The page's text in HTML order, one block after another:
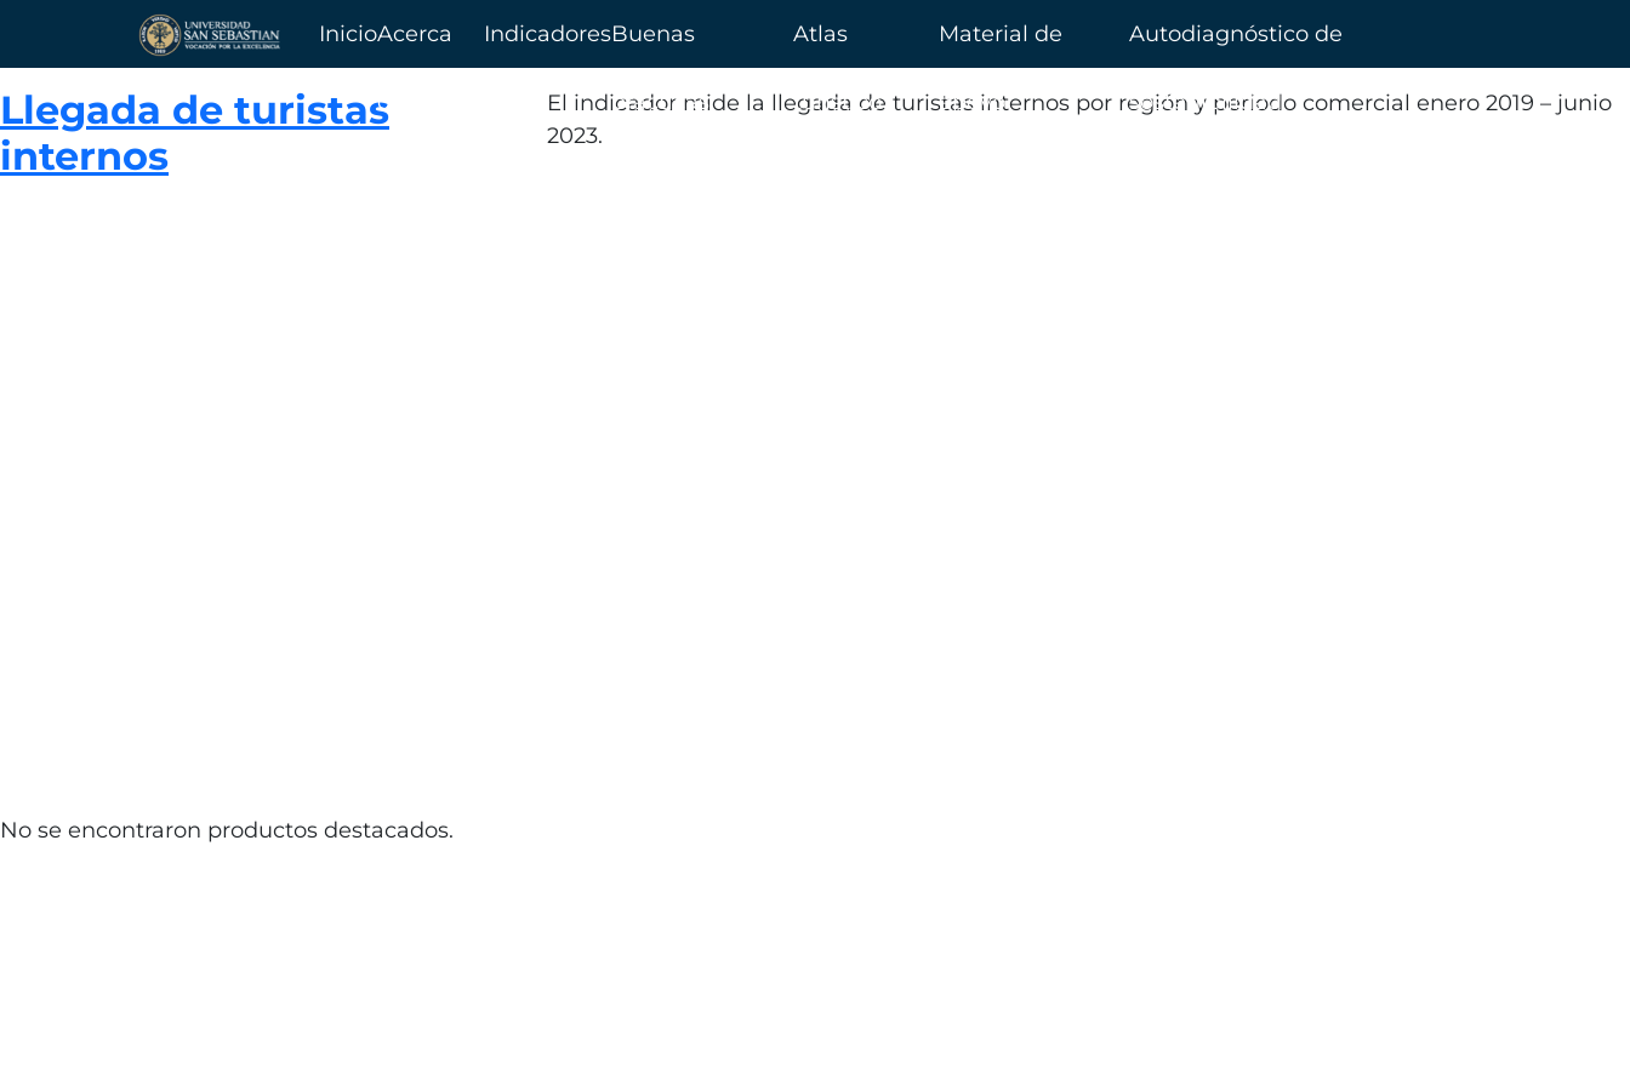
InicioAcerca
de
IndicadoresBuenas
prácticas
Atlas
turístico
Material de
apoyo
Autodiagnóstico de
sostenibilidad
Llegada de turistas
internos
El indicador mide la llegada de turistas internos por región y periodo comercial enero 2019 – junio
2023.
No se encontraron productos destacados.